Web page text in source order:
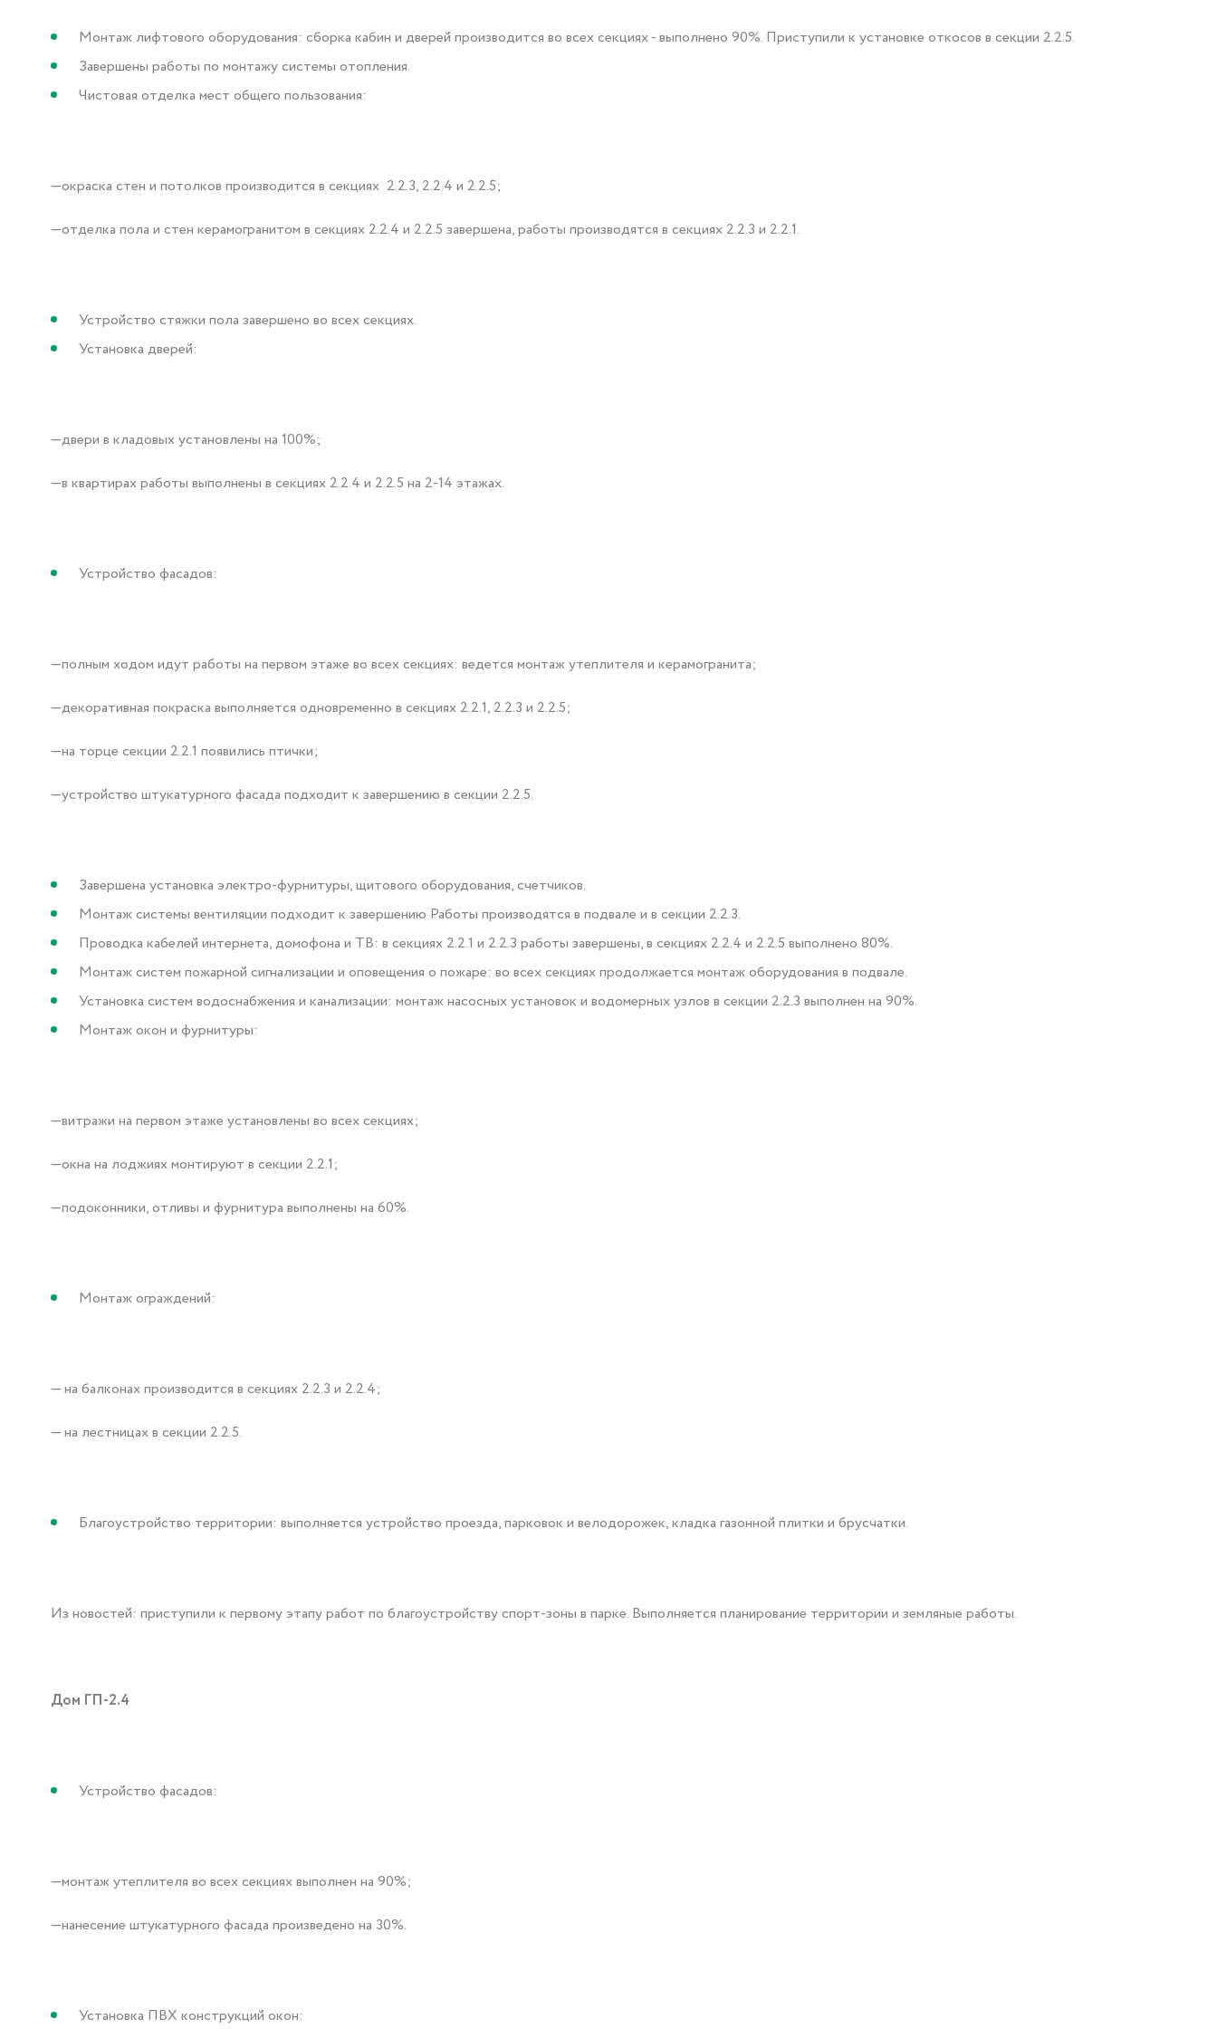
Монтаж лифтового оборудования: сборка кабин и дверей производится во всех секциях - выполнено 90%. Приступили к установке откосов в секции 2.2.5.
Завершены работы по монтажу системы отопления.
Чистовая отделка мест общего пользования:
—окраска стен и потолков производится в секциях 2.2.3, 2.2.4 и 2.2.5;
—отделка пола и стен керамогранитом в секциях 2.2.4 и 2.2.5 завершена, работы производятся в секциях 2.2.3 и 2.2.1.
Устройство стяжки пола завершено во всех секциях.
Установка дверей:
—двери в кладовых установлены на 100%;
—в квартирах работы выполнены в секциях 2.2.4 и 2.2.5 на 2-14 этажах.
Устройство фасадов:
—полным ходом идут работы на первом этаже во всех секциях: ведется монтаж утеплителя и керамогранита;
—декоративная покраска выполняется одновременно в секциях 2.2.1, 2.2.3 и 2.2.5;
—на торце секции 2.2.1 появились птички;
—устройство штукатурного фасада подходит к завершению в секции 2.2.5.
Завершена установка электро-фурнитуры, щитового оборудования, счетчиков.
Монтаж системы вентиляции подходит к завершению Работы производятся в подвале и в секции 2.2.3.
Проводка кабелей интернета, домофона и ТВ: в секциях 2.2.1 и 2.2.3 работы завершены, в секциях 2.2.4 и 2.2.5 выполнено 80%.
Монтаж систем пожарной сигнализации и оповещения о пожаре: во всех секциях продолжается монтаж оборудования в подвале.
Установка систем водоснабжения и канализации: монтаж насосных установок и водомерных узлов в секции 2.2.3 выполнен на 90%.
Монтаж окон и фурнитуры:
—витражи на первом этаже установлены во всех секциях;
—окна на лоджиях монтируют в секции 2.2.1;
—подоконники, отливы и фурнитура выполнены на 60%.
Монтаж ограждений:
— на балконах производится в секциях 2.2.3 и 2.2.4;
— на лестницах в секции 2.2.5.
Благоустройство территории: выполняется устройство проезда, парковок и велодорожек, кладка газонной плитки и брусчатки.
Из новостей: приступили к первому этапу работ по благоустройству спорт-зоны в парке. Выполняется планирование территории и земляные работы.
Дом ГП-2.4
Устройство фасадов:
—монтаж утеплителя во всех секциях выполнен на 90%;
—нанесение штукатурного фасада произведено на 30%.
Установка ПВХ конструкций окон: